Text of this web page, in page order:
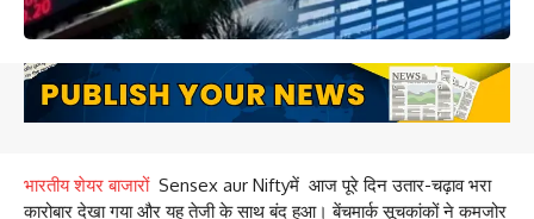
भारतीय शेयर बाजारों Sensex aur Niftyमें आज पूरे दिन उतार-चढ़ाव भरा
कारोबार देखा गया और यह तेजी के साथ बंद हुआ। बेंचमार्क सूचकांकों ने कमजोर